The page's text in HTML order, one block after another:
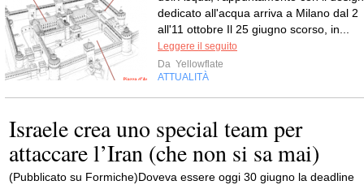
dedicato all'acqua arriva a Milano dal 2
all'11 ottobre Il 25 giugno scorso, in...
Leggere il seguito
Da Yellowflate
ATTUALITÀ
Israele crea uno special team per
attaccare l’Iran (che non si sa mai)
(Pubblicato su Formiche)Doveva essere oggi 30 giugno la deadline